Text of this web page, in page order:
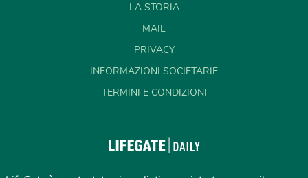
LA STORIA
MAIL
PRIVACY
INFORMAZIONI SOCIETARIE
TERMINI E CONDIZIONI